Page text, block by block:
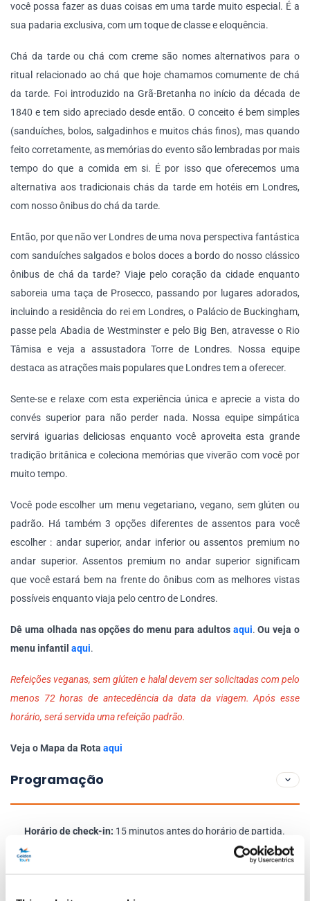
você possa fazer as duas coisas em uma tarde muito especial. É a
sua padaria exclusiva, com um toque de classe e eloquência.
Chá da tarde ou chá com creme são nomes alternativos para o
ritual relacionado ao chá que hoje chamamos comumente de chá
da tarde. Foi introduzido na Grã-Bretanha no início da década de
1840 e tem sido apreciado desde então. O conceito é bem simples
(sanduíches, bolos, salgadinhos e muitos chás finos), mas quando
feito corretamente, as memórias do evento são lembradas por mais
tempo do que a comida em si. É por isso que oferecemos uma
alternativa aos tradicionais chás da tarde em hotéis em Londres,
com nosso ônibus do chá da tarde.
Então, por que não ver Londres de uma nova perspectiva fantástica
com sanduíches salgados e bolos doces a bordo do nosso clássico
ônibus de chá da tarde? Viaje pelo coração da cidade enquanto
saboreia uma taça de Prosecco, passando por lugares adorados,
incluindo a residência do rei em Londres, o Palácio de Buckingham,
passe pela Abadia de Westminster e pelo Big Ben, atravesse o Rio
Tâmisa e veja a assustadora Torre de Londres. Nossa equipe
destaca as atrações mais populares que Londres tem a oferecer.
Sente-se e relaxe com esta experiência única e aprecie a vista do
convés superior para não perder nada. Nossa equipe simpática
servirá iguarias deliciosas enquanto você aproveita esta grande
tradição britânica e coleciona memórias que viverão com você por
muito tempo.
Você pode escolher um menu vegetariano, vegano, sem glúten ou
padrão. Há também 3 opções diferentes de assentos para você
escolher : andar superior, andar inferior ou assentos premium no
andar superior. Assentos premium no andar superior significam
que você estará bem na frente do ônibus com as melhores vistas
possíveis enquanto viaja pelo centro de Londres.
Dê uma olhada nas opções do menu para adultos aqui.Ou veja o
menu infantil aqui.
Refeições veganas, sem glúten e halal devem ser solicitadas com pelo
menos 72 horas de antecedência da data da viagem. Após esse
horário, será servida uma refeição padrão.
Veja o Mapa da Rota aqui
Programação
Horário de check-in: 15 minutos antes do horário de partida.
Horários de partida:
11h30, 12h15, 14h30, 15h15, 17h00 e